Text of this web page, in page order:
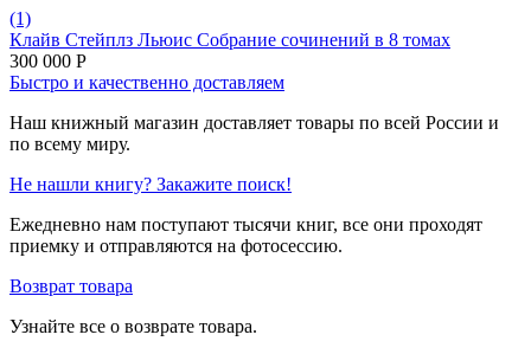
(1)
Клайв Стейплз Льюис Собрание сочинений в 8 томах
300 000 Р
Быстро и качественно доставляем
Наш книжный магазин доставляет товары по всей России и
по всему миру.
Не нашли книгу? Закажите поиск!
Ежедневно нам поступают тысячи книг, все они проходят
приемку и отправляются на фотосессию.
Возврат товара
Узнайте все о возврате товара.